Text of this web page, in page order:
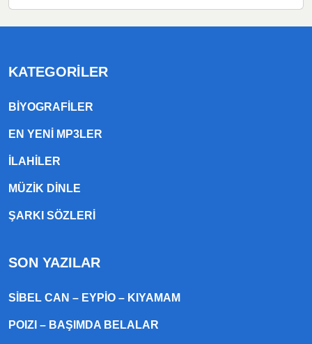
KATEGORILER
BIYOGRAFILER
EN YENI MP3LER
ILAHILER
MÜZIK DINLE
ŞARKI SÖZLERI
SON YAZILAR
SIBEL CAN – EYPIO – KIYAMAM
POIZI – BAŞIMDA BELALAR